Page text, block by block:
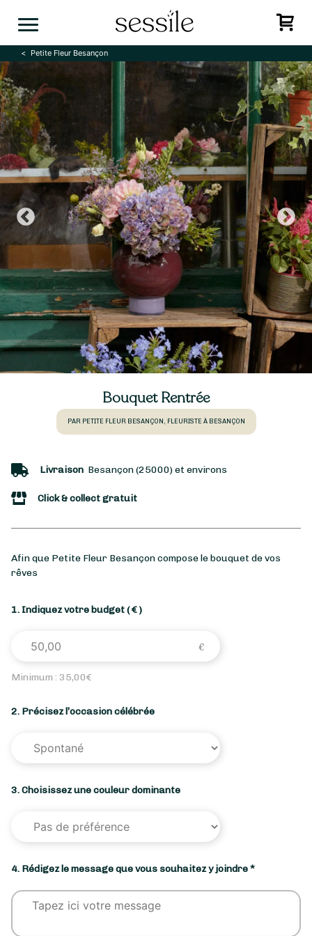
Petite Fleur Besançon
Previous
Bouquet Rentrée
PAR PETITE FLEUR BESANÇON, FLEURISTE À BESANÇON
Livraison Besançon (25000) et environs
Click & collect gratuit
Afin que Petite Fleur Besançon compose le bouquet de vos
rêves
1. Indiquez votre budget( € )
Minimum : 35,00€
2. Précisez l’occasion célébrée
3. Choisissez une couleur dominante
4. Rédigez le message que vous souhaitez y joindre *